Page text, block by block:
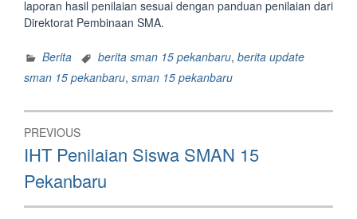
laporan hasil penilaian sesuai dengan panduan penilaian dari
Direktorat Pembinaan SMA.
Berita berita sman 15 pekanbaru, berita update
sman 15 pekanbaru, sman 15 pekanbaru
Post
navigation
PREVIOUS
Previous
post:
IHT Penilaian Siswa SMAN 15
Pekanbaru